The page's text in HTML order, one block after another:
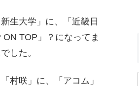
生大学」に、「近畿日
TOP」？になってま
した。
村咲」に、「アコム」